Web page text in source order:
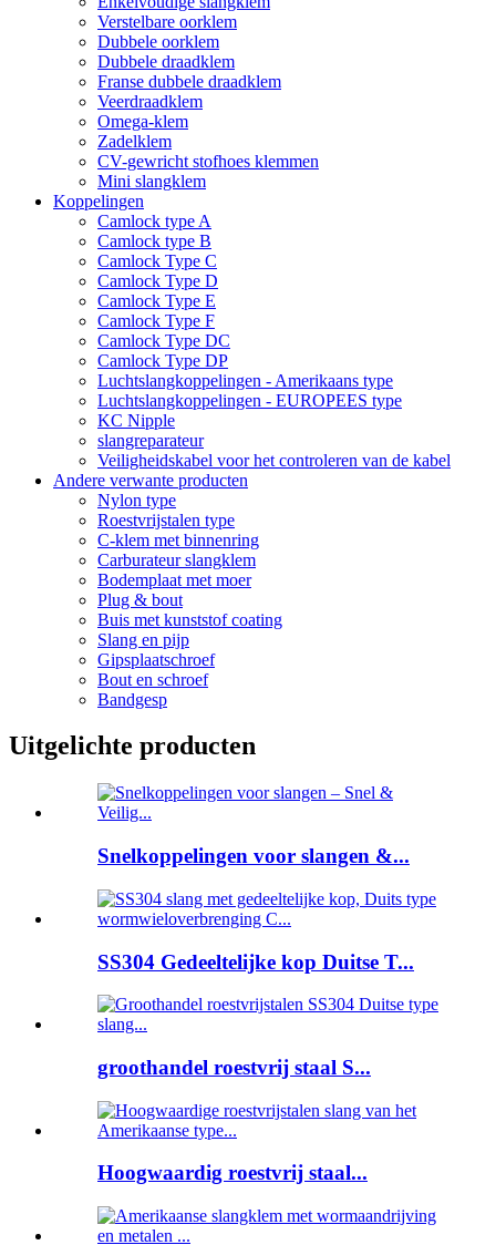
Verstelbare oorklem
Dubbele oorklem
Dubbele draadklem
Franse dubbele draadklem
Veerdraadklem
Omega-klem
Zadelklem
CV-gewricht stofhoes klemmen
Mini slangklem
Koppelingen
Camlock type A
Camlock type B
Camlock Type C
Camlock Type D
Camlock Type E
Camlock Type F
Camlock Type DC
Camlock Type DP
Luchtslangkoppelingen - Amerikaans type
Luchtslangkoppelingen - EUROPEES type
KC Nipple
slangreparateur
Veiligheidskabel voor het controleren van de kabel
Andere verwante producten
Nylon type
Roestvrijstalen type
C-klem met binnenring
Carburateur slangklem
Bodemplaat met moer
Plug & bout
Buis met kunststof coating
Slang en pijp
Gipsplaatschroef
Bout en schroef
Bandgesp
Uitgelichte producten
Snelkoppelingen voor slangen &...
SS304 Gedeeltelijke kop Duitse T...
groothandel roestvrij staal S...
Hoogwaardig roestvrij staal...